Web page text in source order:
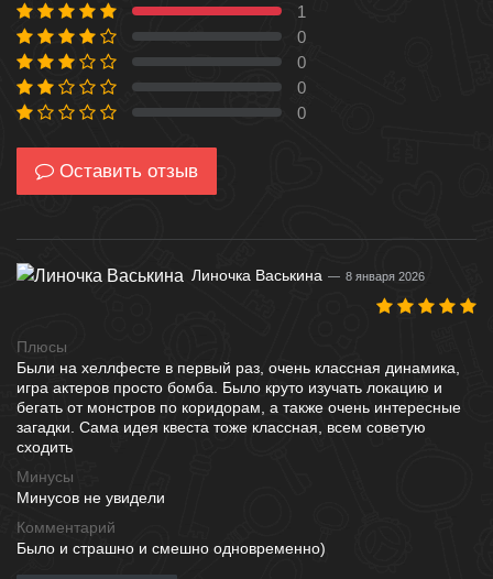
100 % 1
0 % 0
0 % 0
0 % 0
0 % 0
Оставить отзыв
Линочка Васькина 8 января 2026
Плюсы
Были на хеллфесте в первый раз, очень классная динамика,
игра актеров просто бомба. Было круто изучать локацию и
бегать от монстров по коридорам, а также очень интересные
загадки. Сама идея квеста тоже классная, всем советую
сходить
Минусы
Минусов не увидели
Комментарий
Было и страшно и смешно одновременно)